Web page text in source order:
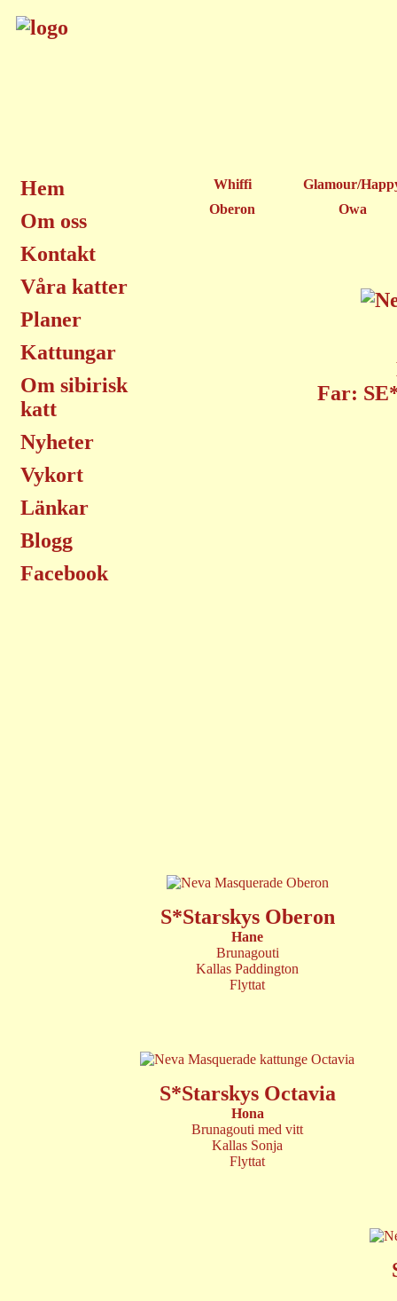
Hem
Om oss
Kontakt
Våra katter
Planer
Kattungar
Om sibirisk
katt
Nyheter
Vykort
Länkar
Blogg
Facebook
Whiffi
Glamour/
Oberon
Owa
Far:
S*Starskys Oberon
Hane
Brunagouti
Kallas Paddington
Flyttat
S*Starskys Octavia
Hona
Brunagouti med vitt
Kallas Sonja
Flyttat